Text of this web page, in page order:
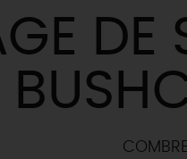
DE